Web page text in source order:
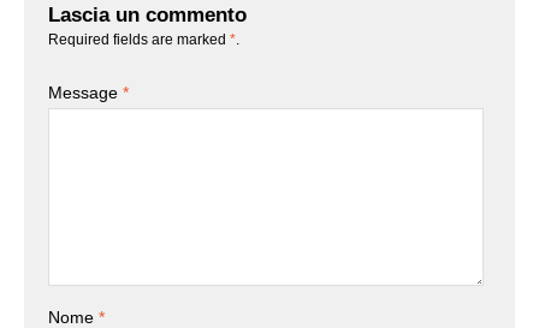
Lascia un commento
Required fields are marked *
Message *
Nome *